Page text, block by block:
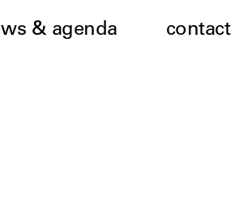
& agenda contact